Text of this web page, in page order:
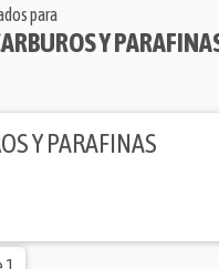
para
Y
Y PARAFINAS